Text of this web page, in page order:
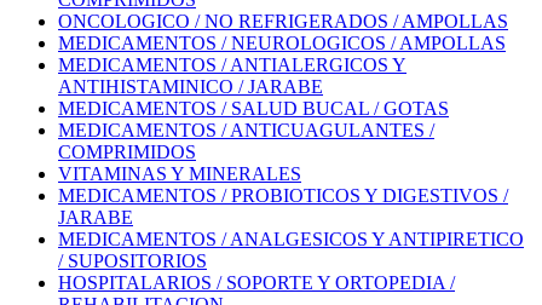
ONCOLOGICO / NO REFRIGERADOS / AMPOLLAS
MEDICAMENTOS / NEUROLOGICOS / AMPOLLAS
MEDICAMENTOS / ANTIALERGICOS Y
ANTIHISTAMINICO / JARABE
MEDICAMENTOS / SALUD BUCAL / GOTAS
MEDICAMENTOS / ANTICUAGULANTES /
COMPRIMIDOS
VITAMINAS Y MINERALES
MEDICAMENTOS / PROBIOTICOS Y DIGESTIVOS /
JARABE
MEDICAMENTOS / ANALGESICOS Y ANTIPIRETICO
/ SUPOSITORIOS
HOSPITALARIOS / SOPORTE Y ORTOPEDIA /